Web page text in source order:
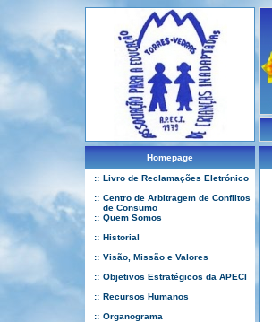
Homepage
:: Livro de Reclamações Eletrónico
:: Centro de Arbitragem de Conflitos
de Consumo
:: Quem Somos
:: Historial
:: Visão, Missão e Valores
:: Objetivos Estratégicos da APECI
:: Recursos Humanos
:: Organograma